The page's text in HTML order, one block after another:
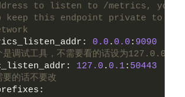
to listen to /metrics, you
keep this endpoint private to
0.0 . 0.0 : 9090
是调试工具，不需要看的话设为127.0.0.1
127.0 . 0.1: 50443
要的话不要改